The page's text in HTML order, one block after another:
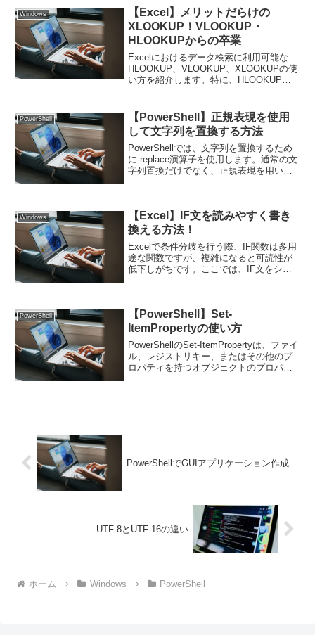
は、Ex...
Windows
【Excel】メリットだらけの
XLOOKUP！VLOOKUP・
HLOOKUPからの卒業
Excelにおけるデータ検索に利用可能な
HLOOKUP、VLOOKUP、XLOOKUPの使
い方を紹介します。特に、HLOOKUP、
載します。HLOOKUP 関...
PowerShell
【PowerShell】正規表現を使用
して文字列を置換する方法
PowerShellでは、文字列を置換するため
に-replace演算子を使用します。通常の文
字列置換だけでなく、正規表現を用いて
Windows
【Excel】IF文を読みやすく書き
換える方法！
Excelで条件分岐を行う際、IF関数は多用
途な関数ですが、複雑になると可読性が
低下しがちです。ここでは、IF文をシン
IF文の構造...
PowerShell
【PowerShell】Set-
ItemPropertyの使い方
PowerShellのSet-ItemPropertyは、ファイ
ル、レジストリキー、またはその他のプ
ロパティを持つオブジェクトのプロパテ
PowerShellでGUIアプリケーション作成
UTF-8とUTF-16の違い
ホーム Windows PowerShell